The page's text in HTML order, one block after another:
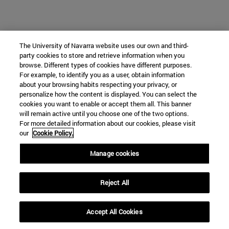
The University of Navarra website uses our own and third-
party cookies to store and retrieve information when you
browse. Different types of cookies have different purposes.
For example, to identify you as a user, obtain information
about your browsing habits respecting your privacy, or
personalize how the content is displayed. You can select the
cookies you want to enable or accept them all. This banner
will remain active until you choose one of the two options.
For more detailed information about our cookies, please visit
our Cookie Policy.
Manage cookies
Reject All
Accept All Cookies